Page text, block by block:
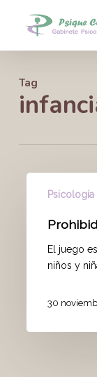
Tag
Psicología
El juego
niños y
30